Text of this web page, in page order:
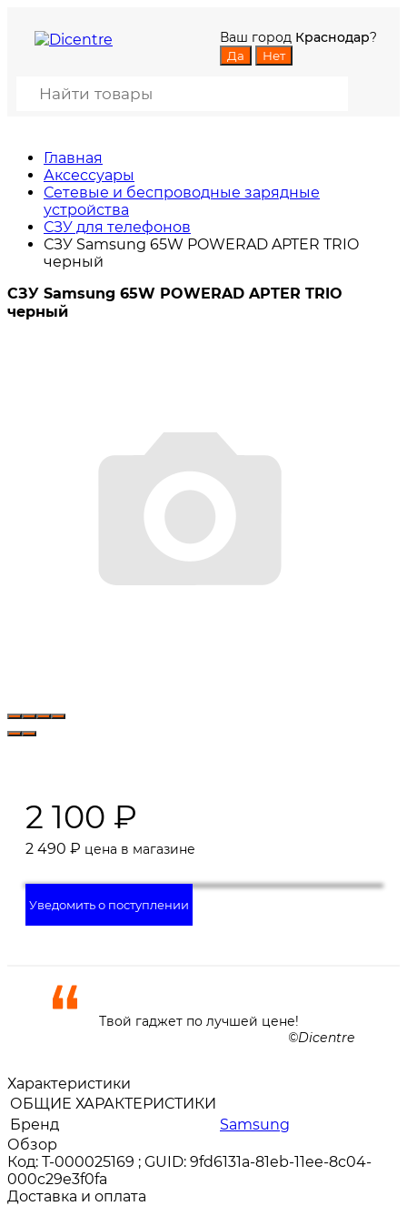
Ваш город Краснодар?
Главная
Аксессуары
Сетевые и беспроводные зарядные
устройства
СЗУ для телефонов
СЗУ Samsung 65W POWERAD APTER TRIO
черный
СЗУ Samsung 65W POWERAD APTER TRIO
черный
2 100 ₽
2 490 ₽ цена в магазине
Уведомить о поступлении
Твой гаджет по лучшей цене!
Dicentre
Характеристики
ОБЩИЕ ХАРАКТЕРИСТИКИ
Бренд
Samsung
Обзор
Код: Т-000025169 ; GUID: 9fd6131a-81eb-11ee-8c04-
000c29e3f0fa
Доставка и оплата